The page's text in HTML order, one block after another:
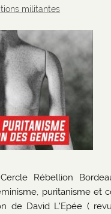
militantes
Rébellion
puritanisme et
de David L’Epée (